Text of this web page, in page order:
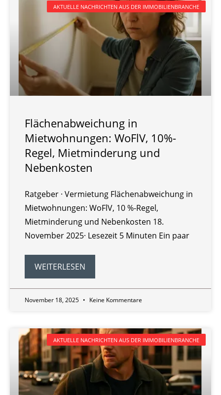
AKTUELLE NACHRICHTEN AUS DER IMMOBILIENBRANCHE
Flächenabweichung in
Mietwohnungen: WoFlV, 10%-
Regel, Mietminderung und
Nebenkosten
Ratgeber · Vermietung Flächenabweichung in
Mietwohnungen: WoFlV, 10 %-Regel,
Mietminderung und Nebenkosten 18.
November 2025· Lesezeit 5 Minuten Ein paar
WEITERLESEN
November 18, 2025 Keine Kommentare
AKTUELLE NACHRICHTEN AUS DER IMMOBILIENBRANCHE